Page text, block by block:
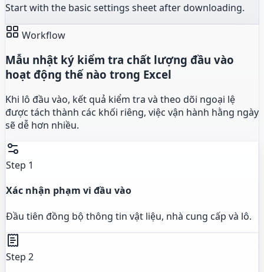
Start with the basic settings sheet after downloading.
Workflow
Mẫu nhật ký kiểm tra chất lượng đầu vào
hoạt động thế nào trong Excel
Khi lô đầu vào, kết quả kiểm tra và theo dõi ngoại lệ
được tách thành các khối riêng, việc vận hành hằng ngày
sẽ dễ hơn nhiều.
Step 1
Xác nhận phạm vi đầu vào
Đầu tiên đồng bộ thông tin vật liệu, nhà cung cấp và lô.
Step 2